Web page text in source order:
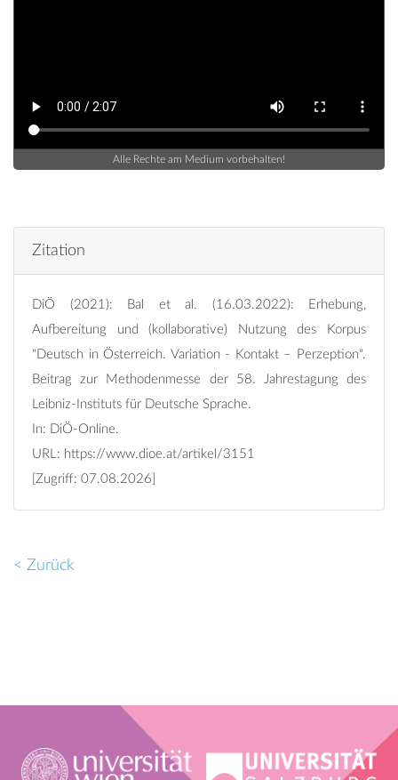
Alle Rechte am Medium vorbehalten!
Zitation
DiÖ (2021): Bal et al. (16.03.2022): Erhebung,
Aufbereitung und (kollaborative) Nutzung des Korpus
"Deutsch in Österreich. Variation - Kontakt – Perzeption".
Beitrag zur Methodenmesse der 58. Jahrestagung des
Leibniz-Instituts für Deutsche Sprache.
In: DiÖ-Online.
URL: https://www.dioe.at/artikel/3151
[Zugriff: 07.08.2026]
< Zurück